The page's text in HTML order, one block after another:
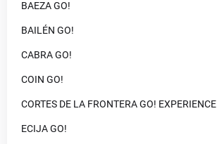
BAEZA GO!
BAILÉN GO!
CABRA GO!
COIN GO!
CORTES DE LA FRONTERA GO! EXPERIENCE
ECIJA GO!